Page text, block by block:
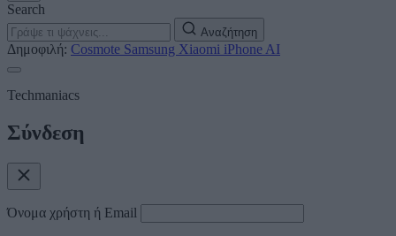
Search
Αναζήτηση
Δημοφιλή: Cosmote Samsung Xiaomi iPhone AI
Techmaniacs
Σύνδεση
Όνομα χρήστη ή Email